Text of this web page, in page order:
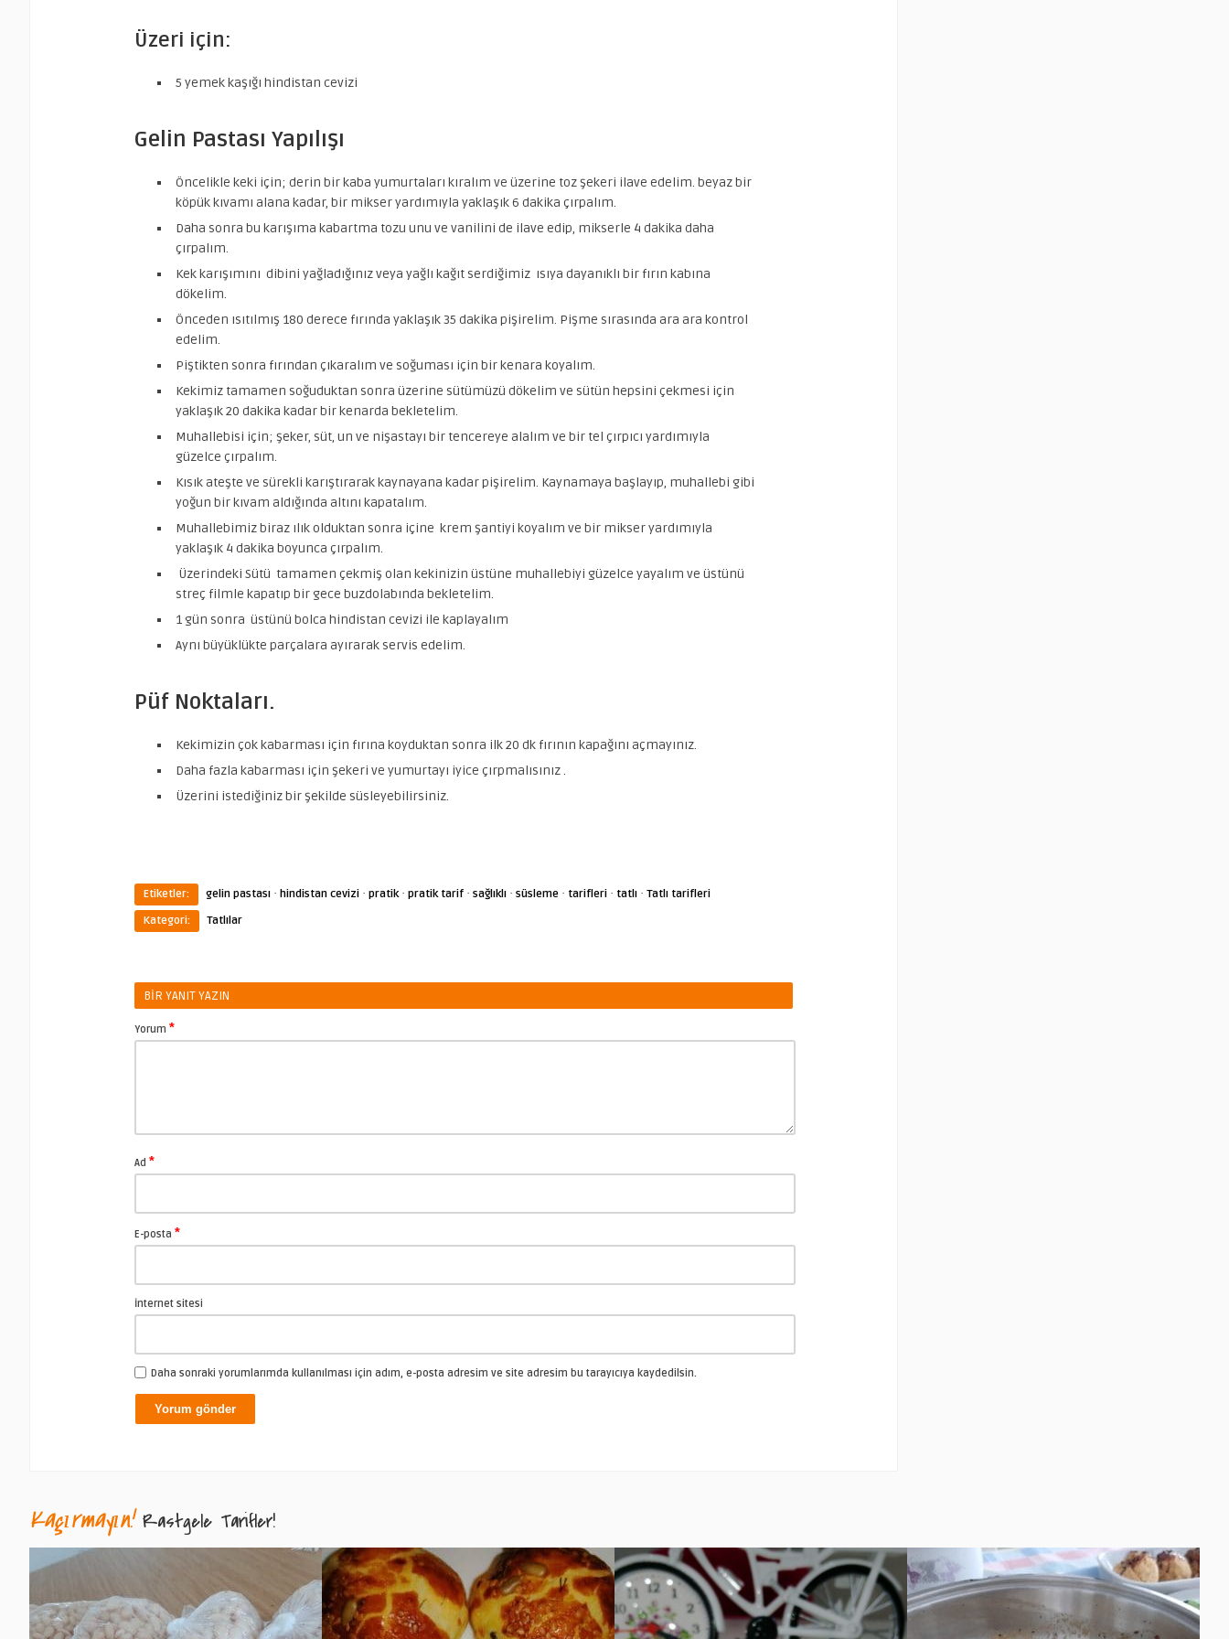
Üzeri için:
5 yemek kaşığı hindistan cevizi
Gelin Pastası Yapılışı
Öncelikle keki için; derin bir kaba yumurtaları kıralım ve üzerine toz şekeri ilave edelim. beyaz bir
köpük kıvamı alana kadar, bir mikser yardımıyla yaklaşık 6 dakika çırpalım.
Daha sonra bu karışıma kabartma tozu unu ve vanilini de ilave edip, mikserle 4 dakika daha
çırpalım.
Kek karışımını dibini yağladığınız veya yağlı kağıt serdiğimiz ısıya dayanıklı bir fırın kabına
dökelim.
Önceden ısıtılmış 180 derece fırında yaklaşık 35 dakika pişirelim. Pişme sırasında ara ara kontrol
edelim.
Piştikten sonra fırından çıkaralım ve soğuması için bir kenara koyalım.
Kekimiz tamamen soğuduktan sonra üzerine sütümüzü dökelim ve sütün hepsini çekmesi için
yaklaşık 20 dakika kadar bir kenarda bekletelim.
Muhallebisi için; şeker, süt, un ve nişastayı bir tencereye alalım ve bir tel çırpıcı yardımıyla
güzelce çırpalım.
Kısık ateşte ve sürekli karıştırarak kaynayana kadar pişirelim. Kaynamaya başlayıp, muhallebi gibi
yoğun bir kıvam aldığında altını kapatalım.
Muhallebimiz biraz ılık olduktan sonra içine krem şantiyi koyalım ve bir mikser yardımıyla
yaklaşık 4 dakika boyunca çırpalım.
Üzerindeki Sütü tamamen çekmiş olan kekinizin üstüne muhallebiyi güzelce yayalım ve üstünü
streç filmle kapatıp bir gece buzdolabında bekletelim.
1 gün sonra üstünü bolca hindistan cevizi ile kaplayalım
Aynı büyüklükte parçalara ayırarak servis edelim.
Püf Noktaları.
Kekimizin çok kabarması için fırına koyduktan sonra ilk 20 dk fırının kapağını açmayınız.
Daha fazla kabarması için şekeri ve yumurtayı iyice çırpmalısınız .
Üzerini istediğiniz bir şekilde süsleyebilirsiniz.
Etiketler: gelin pastası · hindistan cevizi · pratik· pratik tarif · sağlıklı · süsleme · tarifleri · tatlı · Tatlı tarifleri
Kategori:
Tatlılar
BIR YANIT YAZIN
Yorum *
Ad *
E-posta *
İnternet sitesi
Daha sonraki yorumlarımda kullanılması için adım, e-posta adresim ve site adresim bu tarayıcıya kaydedilsin.
Kaçırmayın! Rastgele Tarifler!